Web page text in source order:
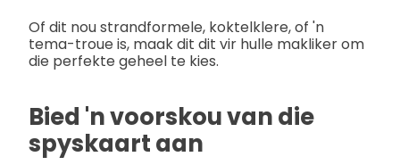
Of dit nou strandformele, koktelklere, of 'n
tema-troue is, maak dit dit vir hulle makliker om
die perfekte geheel te kies.
Bied 'n voorskou van die
spyskaart aan